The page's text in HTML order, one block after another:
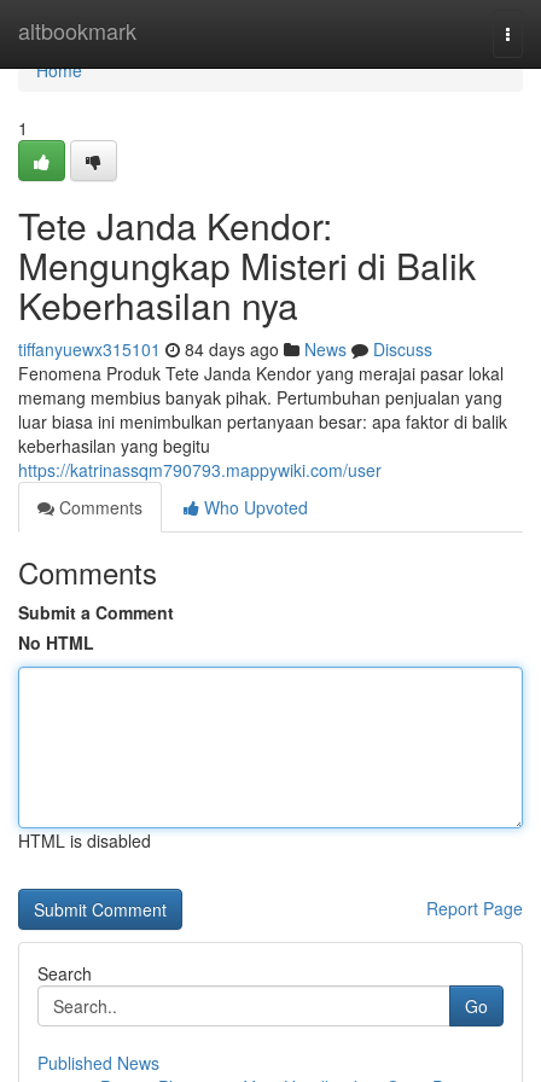
altbookmark
Home
Home
1
Tete Janda Kendor:
Mengungkap Misteri di Balik
Keberhasilan nya
tiffanyuewx315101 84 days ago News
Discuss
Fenomena Produk Tete Janda Kendor yang merajai pasar lokal
memang membius banyak pihak. Pertumbuhan penjualan yang
luar biasa ini menimbulkan pertanyaan besar: apa faktor di balik
keberhasilan yang begitu
https://katrinassqm790793.mappywiki.com/user
Comments
Who Upvoted
Comments
Submit a Comment
No HTML
HTML is disabled
Report Page
Search
Go
Published News